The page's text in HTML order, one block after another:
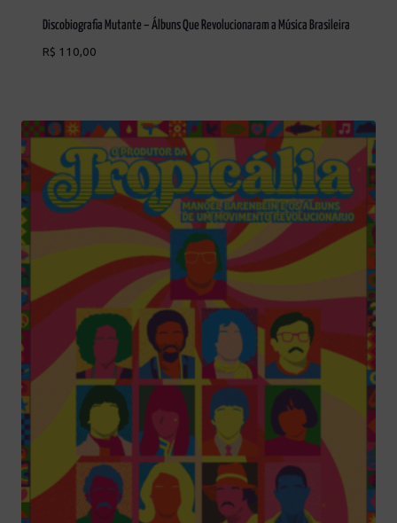
Discobiografia Mutante – Álbuns Que Revolucionaram a Música Brasileira
R$ 110,00